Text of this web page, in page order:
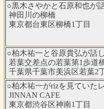
○黒木さやかと石原和也が
神田川の柳橋
東京都台東区柳橋1丁目
○柏木祐一と谷原貴弘が話
若葉交差点の若葉第1歩道
千葉県千葉市美浜区若葉2
○柏木祐一がrizを見ていた
JINNAN CAFE
東京都渋谷区神南1丁目